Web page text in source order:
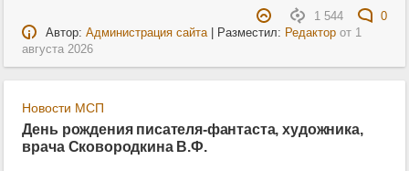
1 544
0
Автор: Администрация сайта| Разместил: Редакторот 1
августа 2026
Новости МСП
День рождения писателя-фантаста, художника,
врача Сковородкина В.Ф.